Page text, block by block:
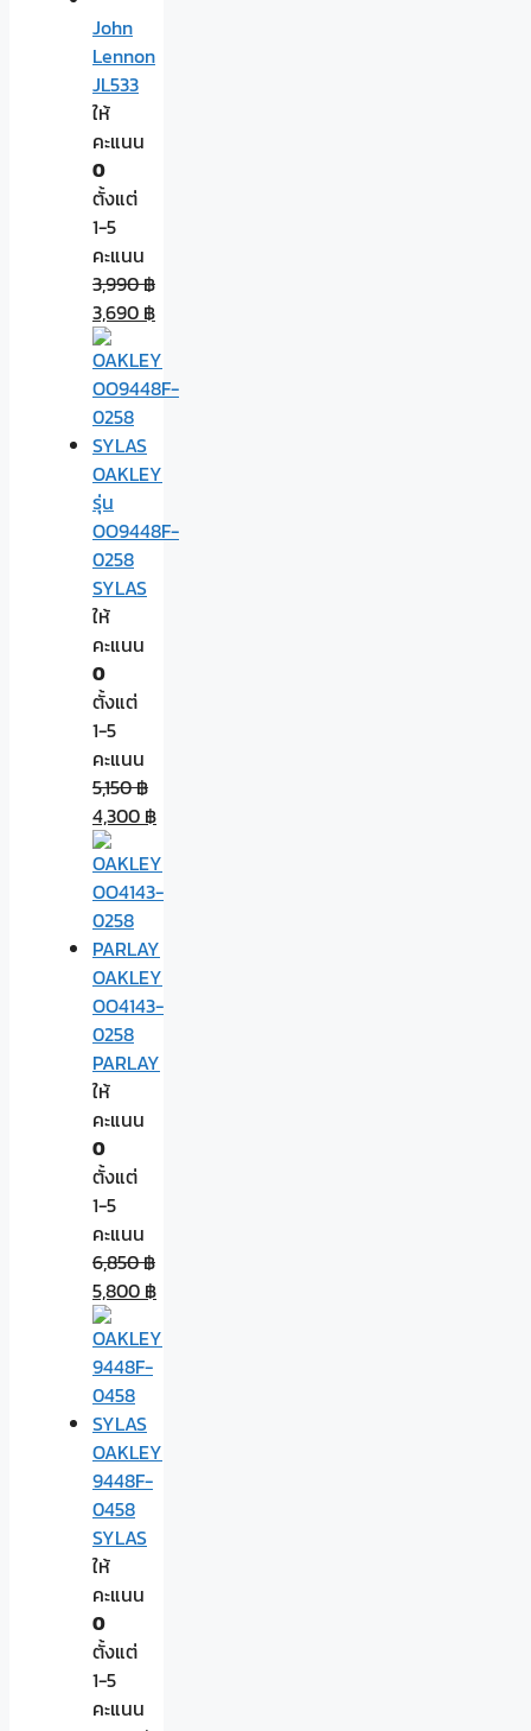
John
Lennon
JL533
ให้
คะแนน
0
ตั้งแต่
1-5
คะแนน
3,990฿
3,690 ฿
OAKLEY
รุ่น
OO9448F-
0258
SYLAS
ให้
คะแนน
0
ตั้งแต่
1-5
คะแนน
5,150฿
4,300 ฿
OAKLEY
OO4143-
0258
PARLAY
ให้
คะแนน
0
ตั้งแต่
1-5
คะแนน
6,850฿
5,800 ฿
OAKLEY
9448F-
0458
SYLAS
ให้
คะแนน
0
ตั้งแต่
1-5
คะแนน